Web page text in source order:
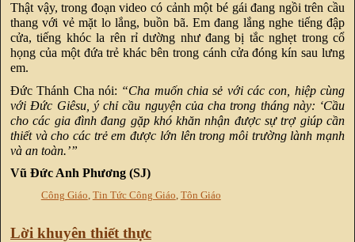
Thật vậy, trong đoạn video có cảnh một bé gái đang ngồi trên cầu
thang với vẻ mặt lo lắng, buồn bã. Em đang lắng nghe tiếng đập
cửa, tiếng khóc la rên rỉ dường như đang bị tắc nghẹt trong cổ
họng của một đứa trẻ khác bên trong cánh cửa đóng kín sau lưng
em.
Đức Thánh Cha nói: “Cha muốn chia sẻ với các con, hiệp cùng
với Đức Giêsu, ý chỉ cầu nguyện của cha trong tháng này: ‘Cầu
cho các gia đình đang gặp khó khăn nhận được sự trợ giúp cần
thiết và cho các trẻ em được lớn lên trong môi trường lành mạnh
và an toàn.’”
Vũ Đức Anh Phương (SJ)
Công Giáo Tin Tức Công Giáo Tôn Giáo
Lời khuyên thiết thực